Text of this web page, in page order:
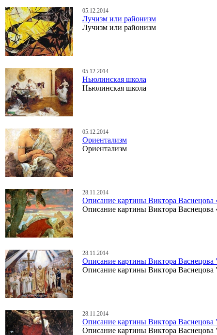
05.12.2014
Лучизм или районизм
Лучизм или районизм
05.12.2014
Ньюлинская школа
Ньюлинская школа
05.12.2014
Ориентализм
Ориентализм
28.11.2014
Описание картины Виктора
Описание картины Виктора
28.11.2014
Описание картины Виктора
Описание картины Виктора
28.11.2014
Описание картины Виктора Васнецова
Описание картины Виктора Васнецова